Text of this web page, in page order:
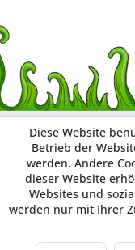
Diese Website
Betrieb der
werden. Andere
dieser Website
Websites und
werden nur mit Ihrer